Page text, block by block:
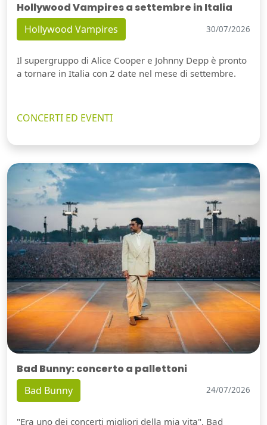
Hollywood Vampires a settembre in Italia
Hollywood Vampires 30/07/2026
Il supergruppo di Alice Cooper e Johnny Depp è pronto
a tornare in Italia con 2 date nel mese di settembre.
CONCERTI ED EVENTI
Bad Bunny: concerto a pallettoni
Bad Bunny 24/07/2026
"Era uno dei concerti migliori della mia vita". Bad